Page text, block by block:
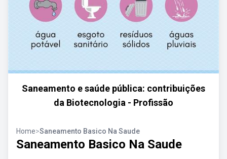
Saneamento e saúde pública: contribuições
da Biotecnologia - Profissão
Home>Saneamento Basico Na Saude
Saneamento Basico Na Saude